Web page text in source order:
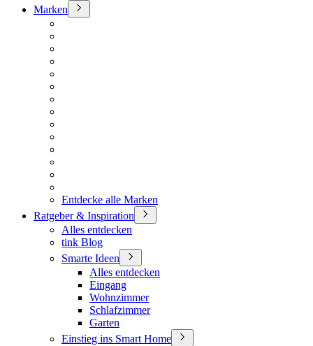
Marken
Entdecke alle Marken
Ratgeber & Inspiration
Alles entdecken
tink Blog
Smarte Ideen
Alles entdecken
Eingang
Wohnzimmer
Schlafzimmer
Garten
Einstieg ins Smart Home